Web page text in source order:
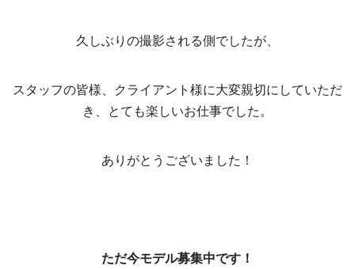
久しぶりの撮影される側でしたが、
スタッフの皆様、クライアント様に大変親切にしていただ
き、とても楽しいお仕事でした。
ありがとうございました！
ただ今モデル募集中です！